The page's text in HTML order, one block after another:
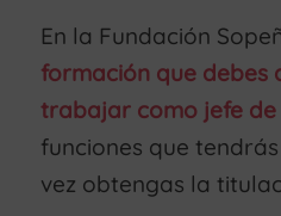
En la Fundación
formación que debes
trabajar como jefe de
funciones que
vez obtengas la